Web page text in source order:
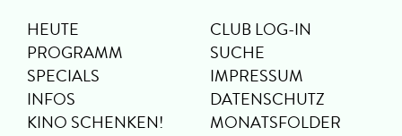
HEUTE
PROGRAMM
SPECIALS
INFOS
KINO SCHENKEN!
CLUB LOG-IN
SUCHE
IMPRESSUM
DATENSCHUTZ
MONATSFOLDER